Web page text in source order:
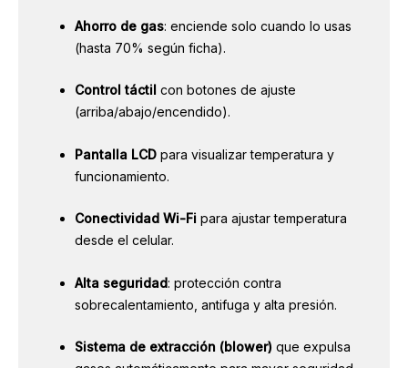
Ahorro de gas: enciende solo cuando lo usas
(hasta 70% según ficha).
Control táctil con botones de ajuste
(arriba/abajo/encendido).
Pantalla LCD para visualizar temperatura y
funcionamiento.
Conectividad Wi-Fi para ajustar temperatura
desde el celular.
Alta seguridad: protección contra
sobrecalentamiento, antifuga y alta presión.
Sistema de extracción (blower) que expulsa